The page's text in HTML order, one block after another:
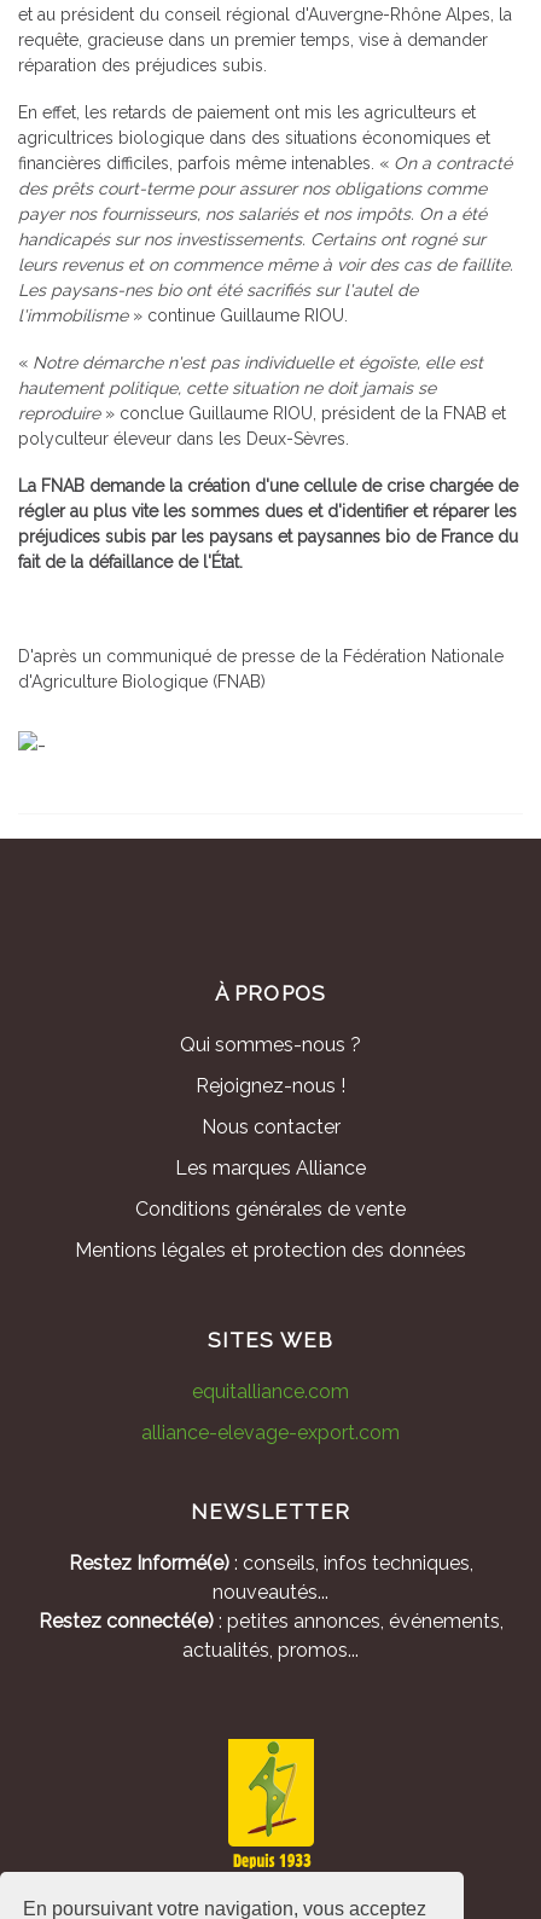
En poursuivant votre navigation, vous acceptez
et au président du conseil régional d'Auvergne-Rhône Alpes, la
requête, gracieuse dans un premier temps, vise à demander
réparation des préjudices subis.
En effet, les retards de paiement ont mis les agriculteurs et
agricultrices biologique dans des situations économiques et
financières difficiles, parfois même intenables. « On a contracté
des prêts court-terme pour assurer nos obligations comme
payer nos fournisseurs, nos salariés et nos impôts. On a été
handicapés sur nos investissements. Certains ont rogné sur
leurs revenus et on commence même à voir des cas de faillite.
Les paysans-nes bio ont été sacrifiés sur l'autel de
l'immobilisme» continue Guillaume RIOU.
« Notre démarche n'est pas individuelle et égoïste, elle est
hautement politique, cette situation ne doit jamais se
reproduire » conclue Guillaume RIOU, président de la FNAB et
polyculteur éleveur dans les Deux-Sèvres.
La FNAB demande la création d'une cellule de crise chargée de
régler au plus vite les sommes dues et d'identifier et réparer les
préjudices subis par les paysans et paysannes bio de France du
fait de la défaillance de l'État.
D'après un communiqué de presse de la Fédération Nationale
d'Agriculture Biologique (FNAB)
À PROPOS
Qui sommes-nous ?
Rejoignez-nous !
Nous contacter
Les marques Alliance
Conditions générales de vente
Mentions légales et protection des données
SITES WEB
equitalliance.com
alliance-elevage-export.com
NEWSLETTER
Restez Informé(e): conseils, infos techniques,
nouveautés...
Restez connecté(e): petites annonces, événements,
actualités, promos...